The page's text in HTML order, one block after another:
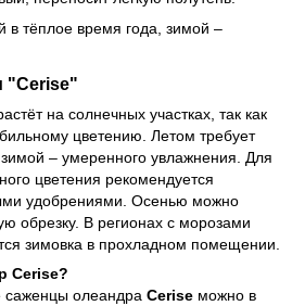
в тёплое время года, зимой –
"Cerise"
на солнечных участках, так как
цветению. Летом требует
– умеренного увлажнения. Для
цветения рекомендуется
удобрениями. Осенью можно
обрезку. В регионах с морозами
зимовка в прохладном помещении.
Cerise?
саженцы олеандра Cerise можно в